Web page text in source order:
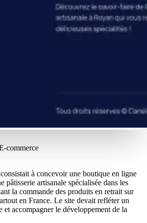
commerce
à concevoir une boutique en ligne
pâtisserie artisanale spécialisée dans les
la commande des produits en retrait sur
en France. Le site devait refléter un
et accompagner le développement de la